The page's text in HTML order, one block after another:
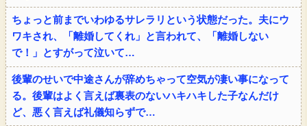
ちょっと前までいわゆるサレラリという状態だった。夫にウ
ワキされ、「離婚してくれ」と言われて、「離婚しない
で！」とすがって泣いて…
後輩のせいで中途さんが辞めちゃって空気が凄い事になって
る。後輩はよく言えば裏表のないハキハキした子なんだけ
ど、悪く言えば礼儀知らずで…